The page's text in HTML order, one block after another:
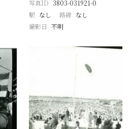
写真ID 3803-031921-0
駅 なし 路線 なし
撮影日 不明